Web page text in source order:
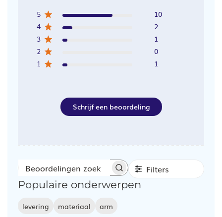
5
10
4
2
3
1
2
0
1
1
Schrijf een beoordeling
Beoordelingen
zoeken
Filters
Populaire onderwerpen
levering materiaal arm